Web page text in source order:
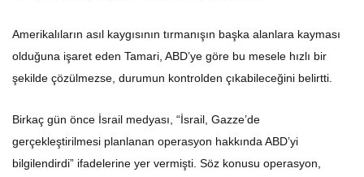
Amerikalıların asıl kaygısının tırmanışın başka alanlara kayması
olduğuna işaret eden Tamari, ABD’ye göre bu mesele hızlı bir
şekilde çözülmezse, durumun kontrolden çıkabileceğini belirtti.
Birkaç gün önce İsrail medyası, “İsrail, Gazze’de
gerçekleştirilmesi planlanan operasyon hakkında ABD’yi
bilgilendirdi” ifadelerine yer vermişti. Söz konusu operasyon,